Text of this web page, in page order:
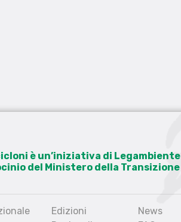
è un’iniziativa di Legambiente
del Ministero della Transizione
Edizioni
News